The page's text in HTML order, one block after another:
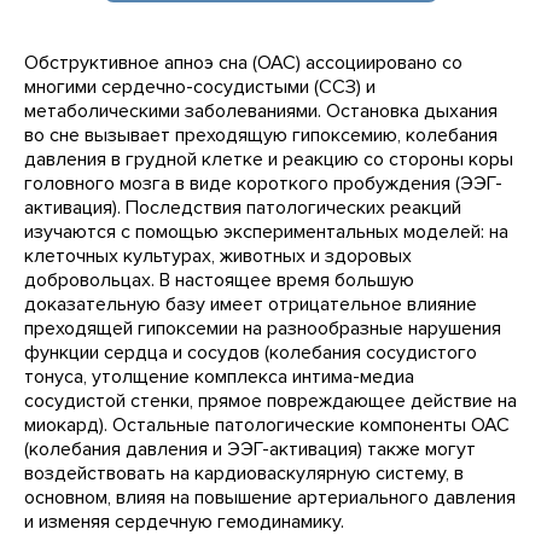
Обструктивное апноэ сна (ОАС) ассоциировано со
многими сердечно-сосудистыми (ССЗ) и
метаболическими заболеваниями. Остановка дыхания
во сне вызывает преходящую гипоксемию, колебания
давления в грудной клетке и реакцию со стороны коры
головного мозга в виде короткого пробуждения (ЭЭГ-
активация). Последствия патологических реакций
изучаются с помощью экспериментальных моделей: на
клеточных культурах, животных и здоровых
добровольцах. В настоящее время большую
доказательную базу имеет отрицательное влияние
преходящей гипоксемии на разнообразные нарушения
функции сердца и сосудов (колебания сосудистого
тонуса, утолщение комплекса интима-медиа
сосудистой стенки, прямое повреждающее действие на
миокард). Остальные патологические компоненты ОАС
(колебания давления и ЭЭГ-активация) также могут
воздействовать на кардиоваскулярную систему, в
основном, влияя на повышение артериального давления
и изменяя сердечную гемодинамику.